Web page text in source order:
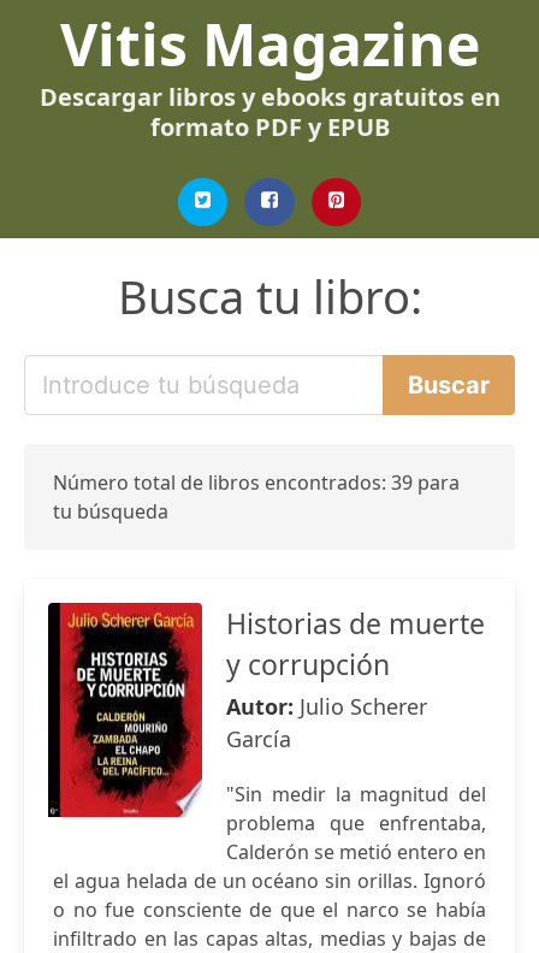
Vitis Magazine
Descargar libros y ebooks gratuitos en
formato PDF y EPUB
Busca tu libro:
Número total de libros encontrados: 39 para
tu búsqueda
Historias de muerte
y corrupción
Autor: Julio Scherer
García
"Sin medir la magnitud del
problema que enfrentaba,
Calderón se metió entero en
el agua helada de un océano sin orillas. Ignoró
o no fue consciente de que el narco se había
infiltrado en las capas altas, medias y bajas de